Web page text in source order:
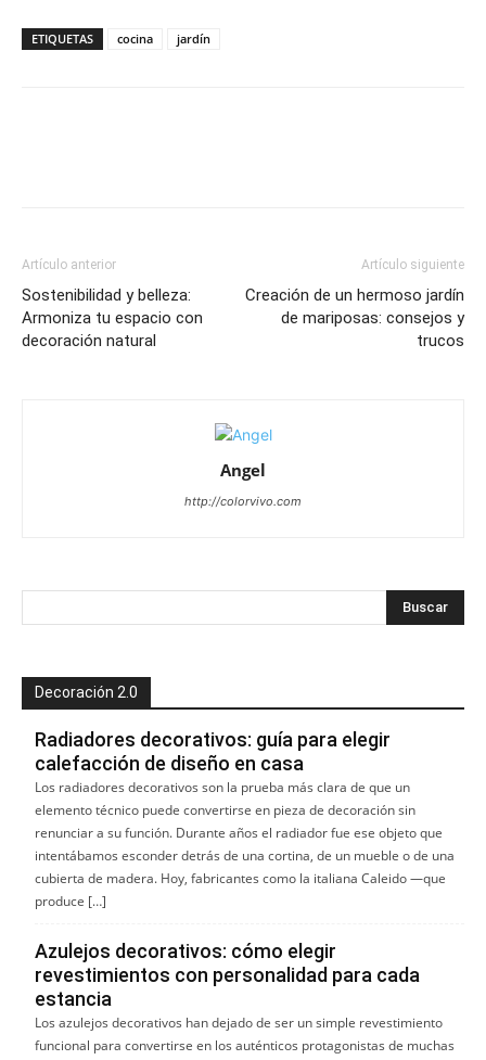
ETIQUETAS cocina jardín
Artículo anterior
Sostenibilidad y belleza:
Armoniza tu espacio con
decoración natural
Artículo siguiente
Creación de un hermoso jardín
de mariposas: consejos y
trucos
Angel
http://colorvivo.com
Decoración 2.0
Radiadores decorativos: guía para elegir
calefacción de diseño en casa
Los radiadores decorativos son la prueba más clara de que un
elemento técnico puede convertirse en pieza de decoración sin
renunciar a su función. Durante años el radiador fue ese objeto que
intentábamos esconder detrás de una cortina, de un mueble o de una
cubierta de madera. Hoy, fabricantes como la italiana Caleido —que
produce […]
Azulejos decorativos: cómo elegir
revestimientos con personalidad para cada
estancia
Los azulejos decorativos han dejado de ser un simple revestimiento
funcional para convertirse en los auténticos protagonistas de muchas